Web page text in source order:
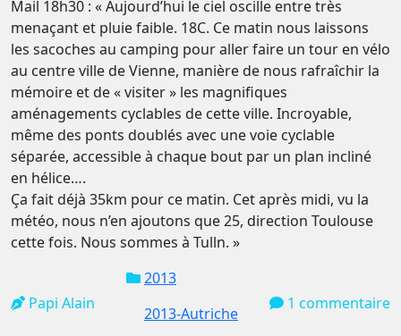
Mail 18h30 : « Aujourd’hui le ciel oscille entre très
menaçant et pluie faible. 18C. Ce matin nous laissons
les sacoches au camping pour aller faire un tour en vélo
au centre ville de Vienne, manière de nous rafraîchir la
mémoire et de « visiter » les magnifiques
aménagements cyclables de cette ville. Incroyable,
même des ponts doublés avec une voie cyclable
séparée, accessible à chaque bout par un plan incliné
en hélice….
Ça fait déjà 35km pour ce matin. Cet après midi, vu la
météo, nous n’en ajoutons que 25, direction Toulouse
cette fois. Nous sommes à Tulln. »
Papi Alain
2013
2013-Autriche
1 commentaire